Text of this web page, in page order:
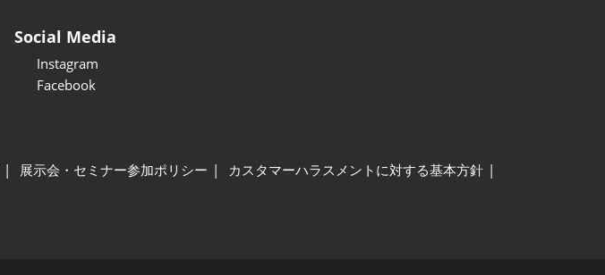
Social Media
Instagram
Facebook
展示会・セミナー参加ポリシー
カスタマーハラスメントに対する基本方針